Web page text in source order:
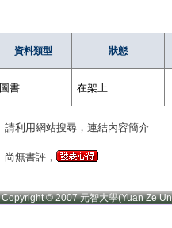
資料類型 狀態
圖書 在架上
請利用網站搜尋，連結內容簡介
尚無書評，
Copyright © 2007 元智大學(Yuan Ze